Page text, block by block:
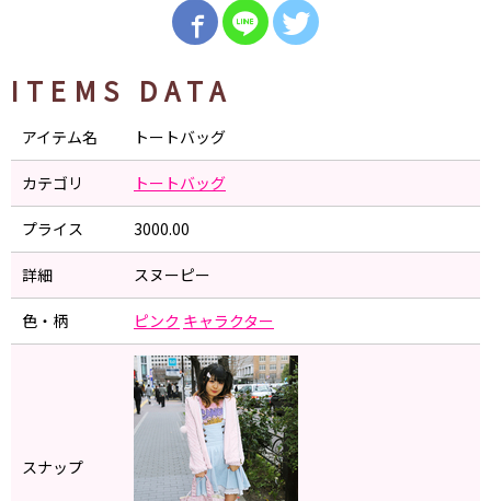
ITEMS DATA
アイテム名 トートバッグ
カテゴリ トートバッグ
プライス 3000.00
詳細 スヌーピー
色・柄 ピンク キャラクター
スナップ